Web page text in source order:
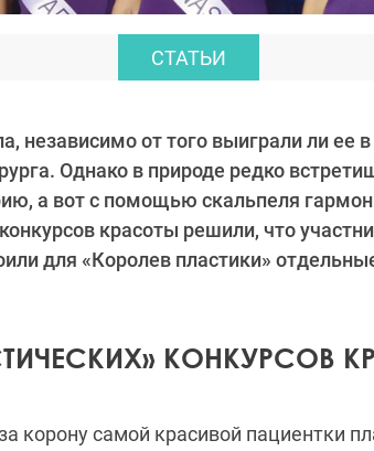
СТАТЬИ
независимо от того выиграли ли ее
Однако в природе редко
а вот с помощью скальпеля
красоты решили, что
для «Королев пластики»
КОНКУРСОВ
корону самой красивой пациентки